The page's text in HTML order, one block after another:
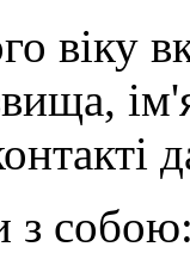
віку
з